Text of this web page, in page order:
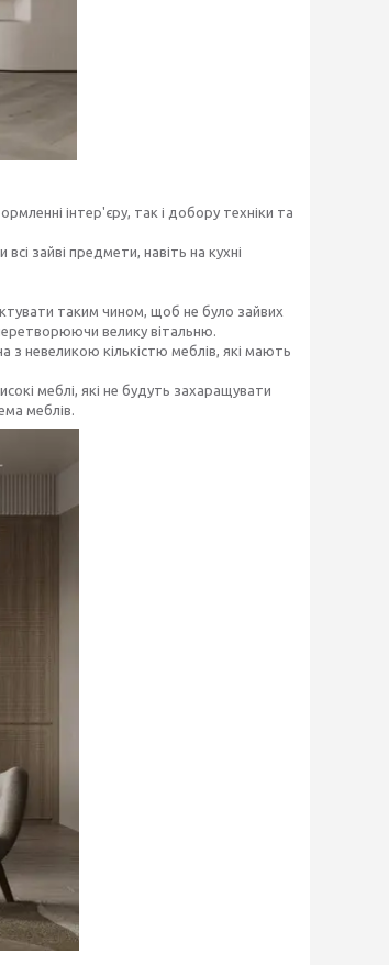
інтер'єру, так і добору техніки та
зайві предмети, навіть на кухні
таким чином, щоб не було зайвих
велику вітальню.
з невеликою кількістю меблів, які мають
меблі, які не будуть захаращувати
меблів.